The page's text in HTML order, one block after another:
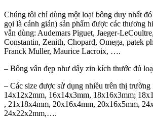
Chúng tôi chỉ dùng một loại bông duy nhất
gọi là cánh gián) sản phẩm được các thương
vẫn dùng: Audemars Piguet, Jaeger-
Constantin, Zenith, Chopard, Omega, patek
Franck Muller, Maurice Lacroix, ….
– Bông vân đẹp như dây zin kích thước đủ
– Các size được sử dụng nhiều trên thị
14x12x2mm, 16x14x3mm, 18x16x3mm;
, 21x18x4mm, 20x16x4mm, 20x16x5mm,
24x22x2mm,….